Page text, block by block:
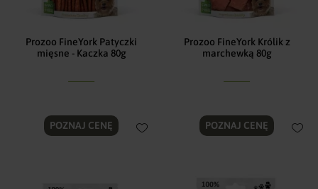
Prozoo FineYork Patyczki
mięsne - Kaczka 80g
POZNAJ CENĘ
Prozoo FineYork Królik z
marchewką 80g
POZNAJ CENĘ